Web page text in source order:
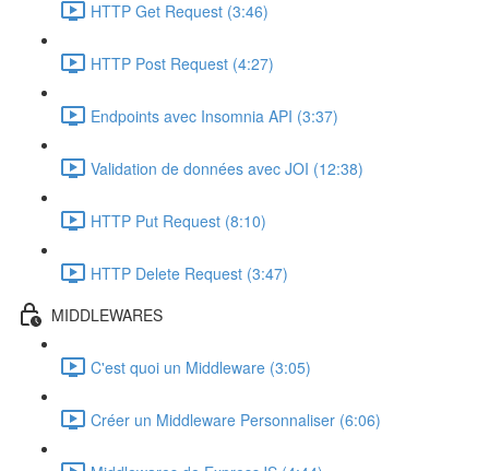
HTTP Get Request (3:46)
HTTP Post Request (4:27)
Endpoints avec Insomnia API (3:37)
Validation de données avec JOI (12:38)
HTTP Put Request (8:10)
HTTP Delete Request (3:47)
MIDDLEWARES
C'est quoi un Middleware (3:05)
Créer un Middleware Personnaliser (6:06)